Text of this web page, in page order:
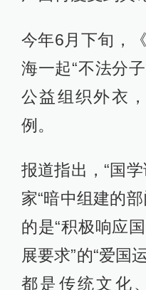
今年6月下旬，
海一起“不法分
公益组织外衣
例。
报道指出，“国
家“暗中组建的
的是“积极响应
展要求”的“爱国
都是传统文化